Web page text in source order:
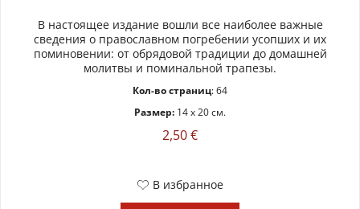
В настоящее издание вошли все наиболее важные
сведения о православном погребении усопших и их
поминовении: от обрядовой традиции до домашней
молитвы и поминальной трапезы.
Кол-во страниц: 64
Размер: 14 x 20 см.
2,50 €
В избранное